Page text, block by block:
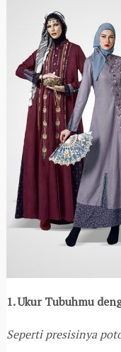
1. Ukur Tubuhmu
Seperti presisinya